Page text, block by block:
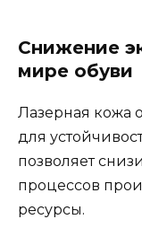
Снижение
мире обуви
Лазерная кожа
для
позволяет
процессов
ресурсы.